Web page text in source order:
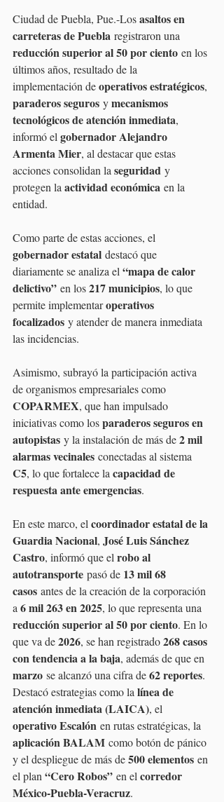
Ciudad de Puebla, Pue.-Los asaltos en
carreteras de Puebla registraron una
reducción superior al 50 por ciento en los
últimos años, resultado de la
implementación de operativos estratégicos,
paraderos seguros y mecanismos
tecnológicos de atención inmediata,
informó el gobernador Alejandro
Armenta Mier, al destacar que estas
acciones consolidan la seguridad y
protegen la actividad económica en la
entidad.
Como parte de estas acciones, el
gobernador estatal destacó que
diariamente se analiza el “mapa de calor
delictivo” en los 217 municipios, lo que
permite implementar operativos
focalizados y atender de manera inmediata
las incidencias.
Asimismo, subrayó la participación activa
de organismos empresariales como
COPARMEX, que han impulsado
iniciativas como los paraderos seguros en
autopistas y la instalación de más de 2 mil
alarmas vecinales conectadas al sistema
C5, lo que fortalece la capacidad de
respuesta ante emergencias.
En este marco, el coordinador estatal de la
Guardia Nacional, José Luis Sánchez
Castro, informó que el robo al
autotransporte pasó de 13 mil 68
casos antes de la creación de la corporación
a 6 mil 263 en 2025, lo que representa una
reducción superior al 50 por ciento. En lo
que va de 2026, se han registrado 268 casos
con tendencia a la baja, además de que en
marzo se alcanzó una cifra de 62 reportes.
Destacó estrategias como la línea de
atención inmediata (LAICA), el
operativo Escalón en rutas estratégicas, la
aplicación BALAM como botón de pánico
y el despliegue de más de 500 elementos en
el plan “Cero Robos” en el corredor
México-Puebla-Veracruz.